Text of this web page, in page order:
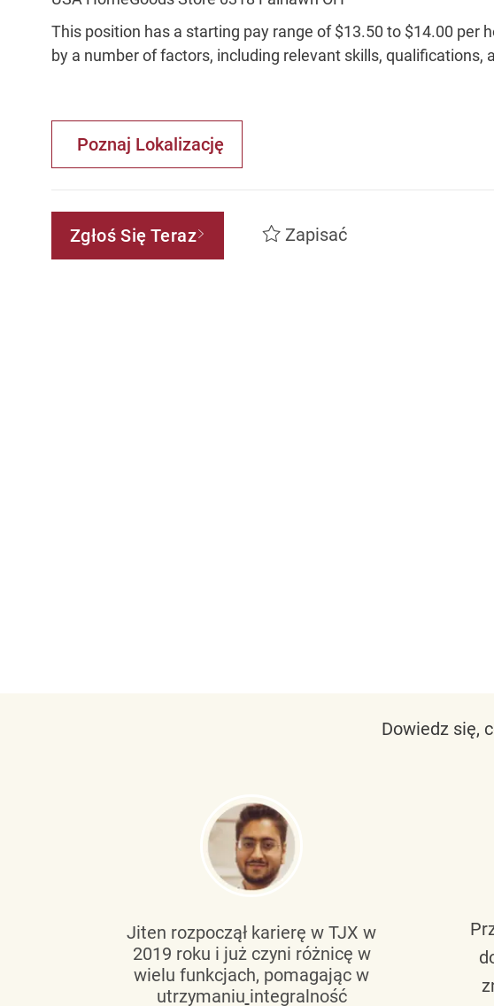
This position has a starting pay range of $13.50 to $14.00 per
by a number of factors, including relevant skills, qualifications,
Poznaj Lokalizację
Zgłoś Się Teraz Zapisać
Dowiedz się,
Jiten rozpoczął karierę w TJX w
2019 roku i już czyni różnicę w
wielu funkcjach, pomagając w
utrzymaniu integralność